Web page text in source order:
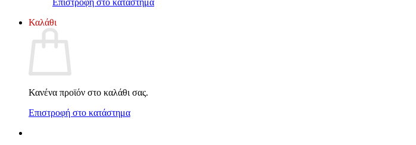
Επιστροφή στο κατάστημα
Καλάθι
Κανένα προϊόν στο καλάθι σας.
Επιστροφή στο κατάστημα